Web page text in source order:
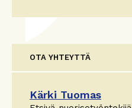
OTA YHTEYTTÄ
Kärki Tuomas